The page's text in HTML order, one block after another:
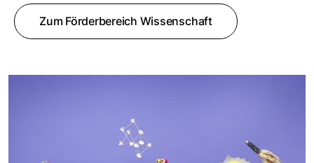
Zum Förderbereich Wissenschaft